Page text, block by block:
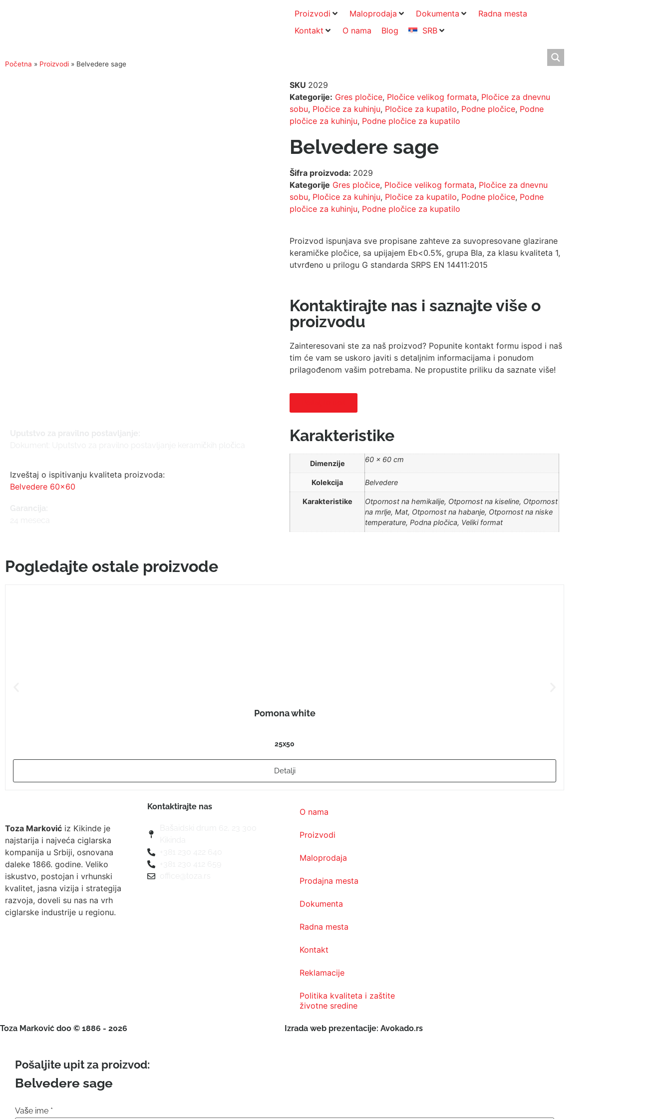
Proizvodi Maloprodaja Dokumenta
Radna mesta
Kontakt
O nama Blog SRB
Početna » Proizvodi » Belvedere sage
SKU 2029
Kategorije: Gres pločice, Pločice velikog formata, Pločice za dnevnu
sobu, Pločice za kuhinju, Pločice za kupatilo, Podne pločice, Podne
pločice za kuhinju, Podne pločice za kupatilo
Belvedere sage
Šifra proizvoda: 2029
Kategorije Gres pločice, Pločice velikog formata, Pločice za dnevnu
sobu, Pločice za kuhinju, Pločice za kupatilo, Podne pločice, Podne
pločice za kuhinju, Podne pločice za kupatilo
Proizvod ispunjava sve propisane zahteve za suvopresovane glazirane
keramičke pločice, sa upijajem Eb<0.5%, grupa BIa, za klasu kvaliteta 1,
utvrđeno u prilogu G standarda SRPS EN 14411:2015
Kontaktirajte nas i saznajte više o
proizvodu
Zainteresovani ste za naš proizvod? Popunite kontakt formu ispod i naš
tim će vam se uskoro javiti s detaljnim informacijama i ponudom
prilagođenom vašim potrebama. Ne propustite priliku da saznate više!
Izveštaj o ispitivanju kvaliteta proizvoda:
Belvedere 60x60
Karakteristike
Dimenzije 60 × 60 cm
Kolekcija Belvedere
Karakteristike
Otpornost na hemikalije, Otpornost na kiseline, Otpornost
na mrlje, Mat, Otpornost na habanje, Otpornost na niske
temperature, Podna pločica, Veliki format
Pogledajte ostale proizvode
Pomona white
25x50
Detalji
Toza Marković iz Kikinde je
najstarija i najveća ciglarska
kompanija u Srbiji, osnovana
daleke 1866. godine. Veliko
iskustvo, postojan i vrhunski
kvalitet, jasna vizija i strategija
razvoja, doveli su nas na vrh
ciglarske industrije u regionu.
Kontaktirajte nas
O nama
Proizvodi
Maloprodaja
Prodajna mesta
Dokumenta
Radna mesta
Kontakt
Reklamacije
Politika kvaliteta i zaštite
životne sredine
Toza Marković doo © 1886 - 2026 Izrada web prezentacije: Avokado.rs
Pošaljite upit za proizvod:
Belvedere sage
Vaše ime *